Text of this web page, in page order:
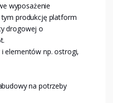
wyposażenie
produkcję platform
drogowej o
elementów np. ostrogi,
na potrzeby